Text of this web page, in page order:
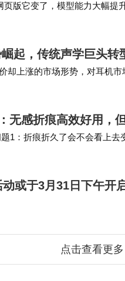
版它变了，模型能力大幅提
文字AI助手……“，对自己的版
起，传统声学巨头转
却上涨的市场形势，对耳机
了全新的不入耳耳机品类，
无感折痕高效好用，
1：折痕折久了会不会看上
电的 我是觉得这是我目前用
或于3月31日下午开
点击查看更